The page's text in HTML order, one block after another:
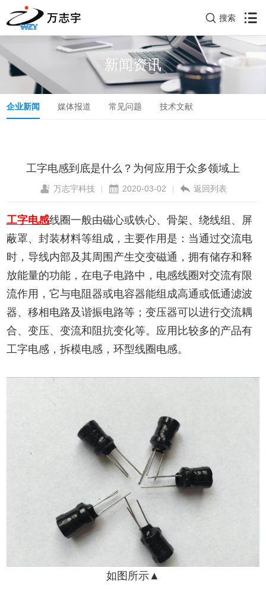
搜索
新闻资讯
企业新闻 媒体报道 常见问题 技术文献
工字电感到底是什么？为何应用于众多领域上
万志宇科技 | 2020-03-02 | 返回列表
工字电感线圈一般由磁心或铁心、骨架、绕线组、屏
蔽罩、封装材料等组成，主要作用是：当通过交流电
时，导线内部及其周围产生交变磁通，拥有储存和释
放能量的功能，在电子电路中，电感线圈对交流有限
流作用，它与电阻器或电容器能组成高通或低通滤波
器、移相电路及谐振电路等；变压器可以进行交流耦
合、变压、变流和阻抗变化等。应用比较多的产品有
工字电感，拆模电感，环型线圈电感。
如图所示▲